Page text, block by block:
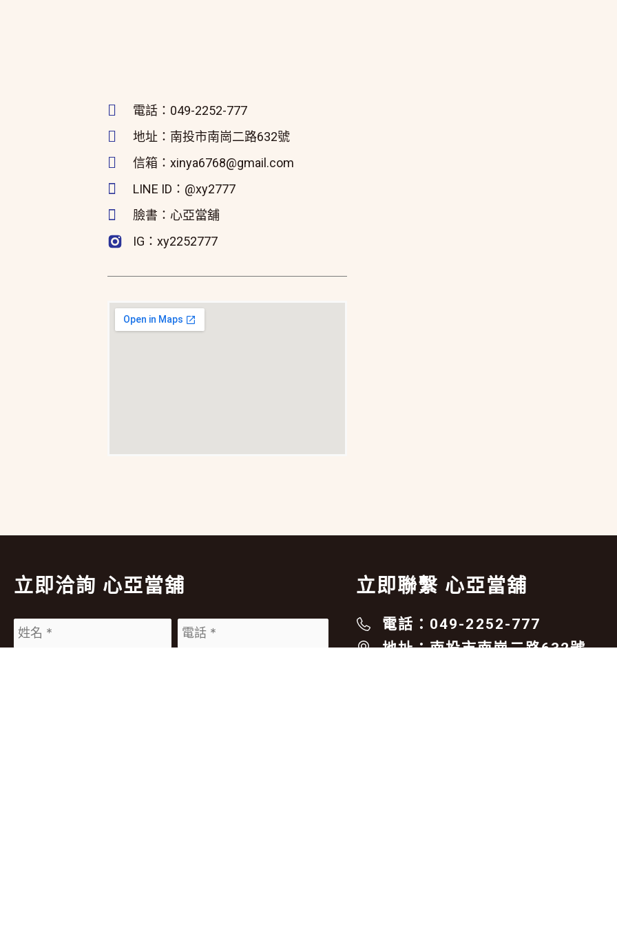
電話：049-2252-777
地址：南投市南崗二路632號
信箱：xinya6768@gmail.com
LINE ID：@xy2777
臉書：心亞當舖
IG：xy2252777
立即洽詢 心亞當舖 立即聯繫 心亞當舖
電話：049-2252-777
地址：南投市南崗二路632號